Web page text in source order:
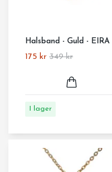
Halsband - Guld - EIRA
175 kr 349 kr
I lager